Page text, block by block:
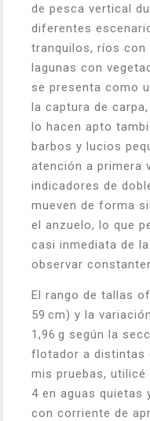
de pesca vertical
diferentes
tranquilos, ríos con
lagunas con
se presenta como
la captura de
lo hacen apto
barbos y lucios
atención a primera
indicadores de
mueven de forma
el anzuelo, lo que
casi inmediata de
observar
El rango de tallas
59 cm) y la
1,96 g según la
flotador a distintas
mis pruebas,
4 en aguas quietas
con corriente de